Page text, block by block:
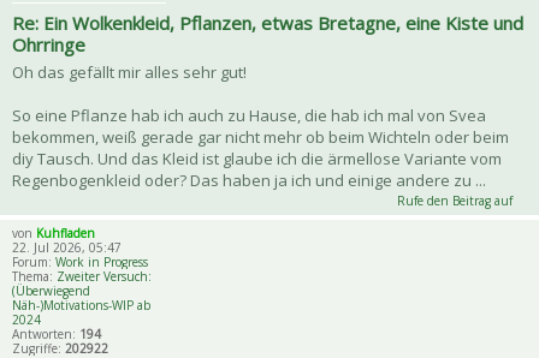
Re: Ein Wolkenkleid, Pflanzen, etwas Bretagne, eine Kiste und
Ohrringe
Oh das gefällt mir alles sehr gut!
So eine Pflanze hab ich auch zu Hause, die hab ich mal von Svea
bekommen, weiß gerade gar nicht mehr ob beim Wichteln oder beim
diy Tausch. Und das Kleid ist glaube ich die ärmellose Variante vom
Regenbogenkleid oder? Das haben ja ich und einige andere zu ...
Rufe den Beitrag auf
von Kuhfladen
22. Jul 2026, 05:47
Forum: Work in Progress
Thema: Zweiter Versuch:
(Überwiegend
Näh-)Motivations-WIP ab
2024
Antworten: 194
Zugriffe: 202922